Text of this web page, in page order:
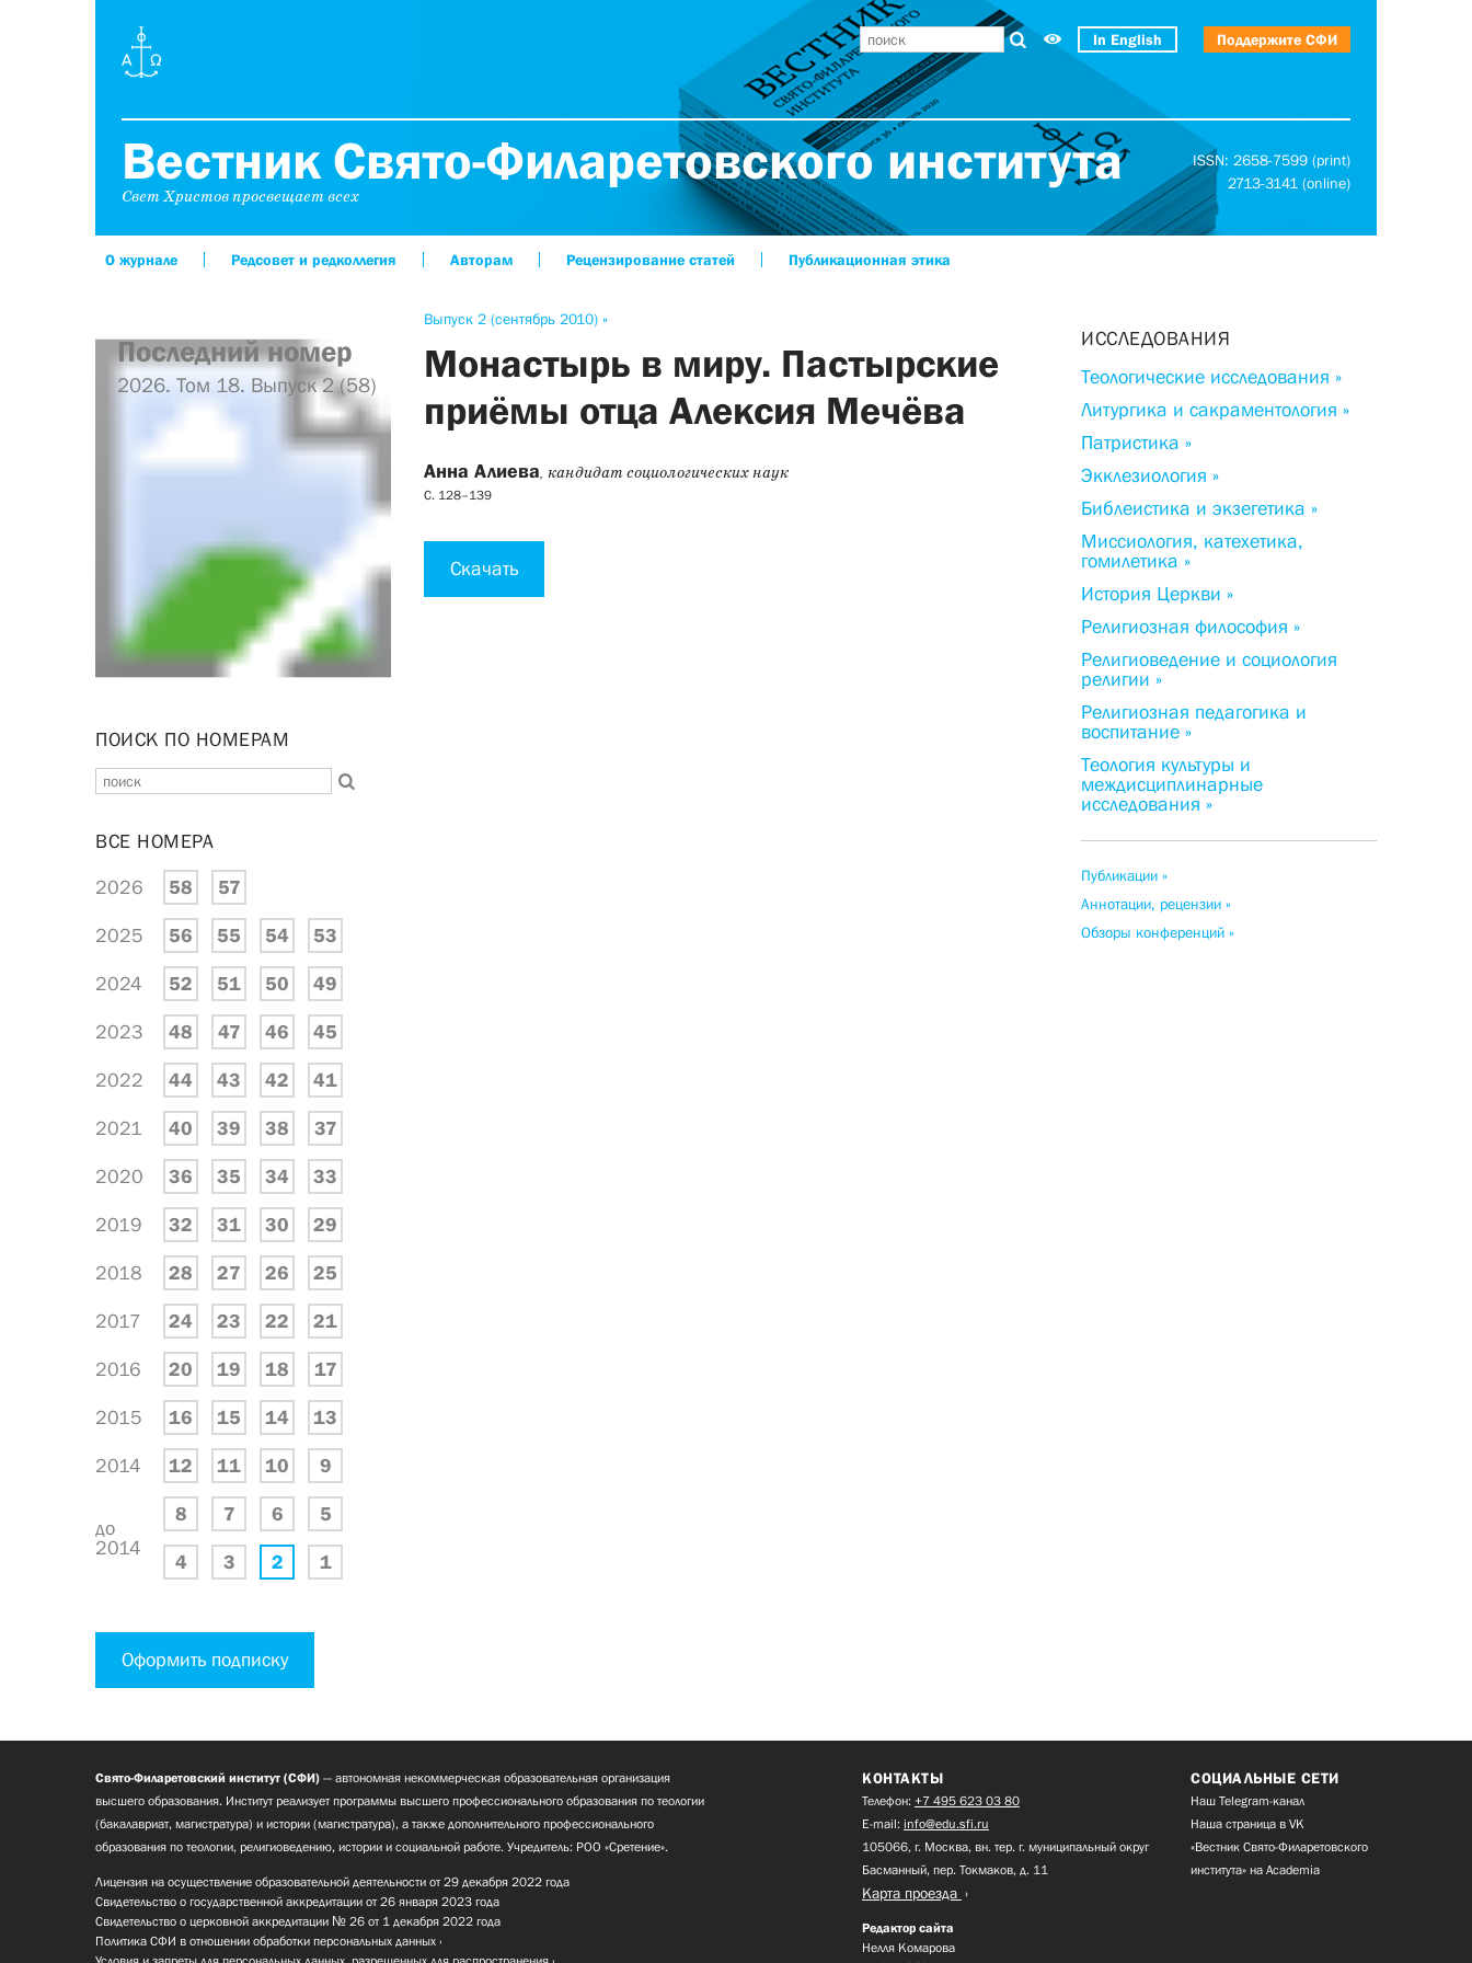
In English Поддержите СФИ
Вестник Свято-Филаретовского института
Свет Христов просвещает всех
ISSN: 2658-7599 (print)
2713-3141 (online)
О журнале Редсовет и редколлегия Авторам Рецензирование статей Публикационная этика
Выпуск 2 (сентябрь 2010) »
Монастырь в миру. Пастырские
приёмы отца Алексия Мечёва
Анна Алиева, кандидат социологических наук
С. 128–139
Скачать
Последний номер
2026. Том 18. Выпуск 2 (58)
ПОИСК ПО НОМЕРАМ
ВСЕ НОМЕРА
2026 58 57
2025 56 55 54 53
2024 52 51 50 49
2023 48 47 46 45
2022 44 43 42 41
2021 40 39 38 37
2020 36 35 34 33
2019 32 31 30 29
2018 28 27 26 25
2017 24 23 22 21
2016 20 19 18 17
2015 16 15 14 13
2014 12 11 10 9
до
2014
8 7 6 5
4 3 2 1
Оформить подписку
ИССЛЕДОВАНИЯ
Теологические исследования »
Литургика и сакраментология »
Патристика »
Экклезиология »
Библеистика и экзегетика »
Миссиология, катехетика,
гомилетика »
История Церкви »
Религиозная философия »
Религиоведение и социология
религии »
Религиозная педагогика и
воспитание »
Теология культуры и
междисциплинарные
исследования »
Публикации »
Аннотации, рецензии »
Обзоры конференций »
Свято-Филаретовский институт (СФИ) — автономная некоммерческая образовательная организация
высшего образования. Институт реализует программы высшего профессионального образования по теологии
(бакалавриат, магистратура) и истории (магистратура), а также дополнительного профессионального
образования по теологии, религиоведению, истории и социальной работе. Учредитель: РОО «Сретение».
Лицензия на осуществление образовательной деятельности от 29 декабря 2022 года
Свидетельство о государственной аккредитации от 26 января 2023 года
Свидетельство о церковной аккредитации № 26 от 1 декабря 2022 года
Политика СФИ в отношении обработки персональных данных
КОНТАКТЫ
Телефон: +7 495 623 03 80
E-mail: info@edu.sfi.ru
105066, г. Москва, вн. тер. г. муниципальный округ
Басманный, пер. Токмаков, д. 11
Карта проезда
Редактор сайта
Нелля Комарова
СОЦИАЛЬНЫЕ СЕТИ
Наш Telegram-канал
Наша страница в VK
«Вестник Свято-Филаретовского
института» на Academia